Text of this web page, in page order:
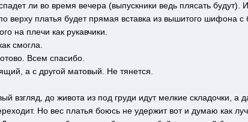
ли во время вечера (выпускники ведь плясать
верху платья будет прямая вставка из вышитого шифона
на плечи как рукавчики.
смогла.
Всем спасибо.
а с другой матовый. Не тянется.
взгляд, до живота из под груди идут мелкие складочки,
Но вес платья боюсь не удержит вот и думаю как